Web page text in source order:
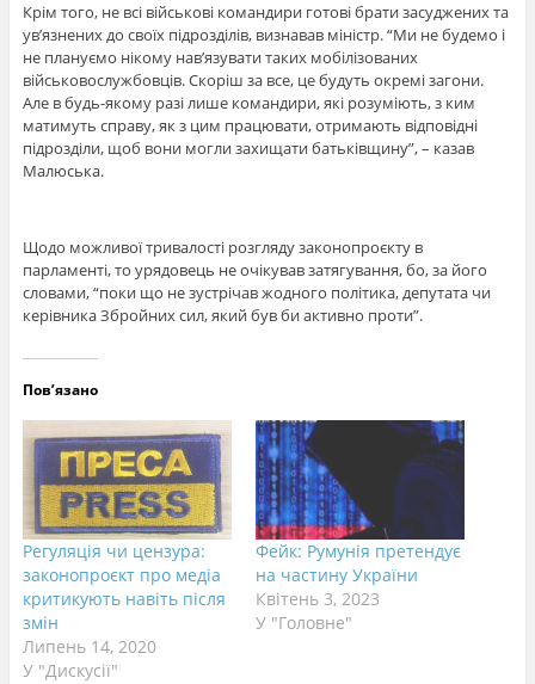
Крім того, не всі військові командири готові брати засуджених та
ув’язнених до своїх підрозділів, визнавав міністр. “Ми не будемо і
не плануємо нікому нав’язувати таких мобілізованих
військовослужбовців. Скоріш за все, це будуть окремі загони.
Але в будь-якому разі лише командири, які розуміють, з ким
матимуть справу, як з цим працювати, отримають відповідні
підрозділи, щоб вони могли захищати батьківщину”, – казав
Малюська.
Щодо можливої тривалості розгляду законопроєкту в
парламенті, то урядовець не очікував затягування, бо, за його
словами, “поки що не зустрічав жодного політика, депутата чи
керівника Збройних сил, який був би активно проти”.
Пов’язано
Регуляція чи цензура:
законопроєкт про медіа
критикують навіть після
змін
Липень 14, 2020
У "Дискусії"
Фейк: Румунія претендує
на частину України
Квітень 3, 2023
У "Головне"